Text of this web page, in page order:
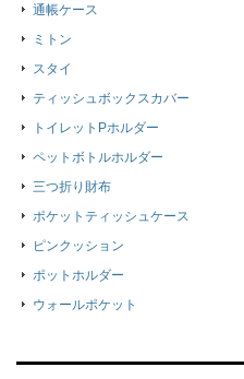
通帳ケース
ミトン
スタイ
ティッシュボックスカバー
トイレットPホルダー
ペットボトルホルダー
三つ折り財布
ポケットティッシュケース
ピンクッション
ポットホルダー
ウォールポケット